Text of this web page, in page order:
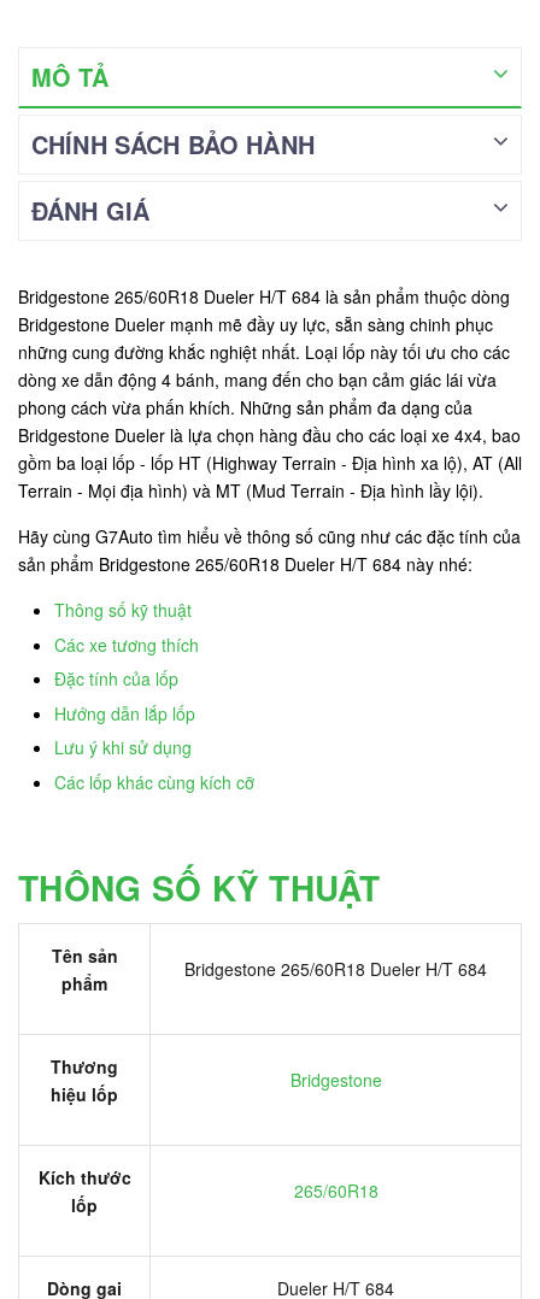
MÔ TẢ
CHÍNH SÁCH BẢO HÀNH
ĐÁNH GIÁ
Bridgestone 265/60R18 Dueler H/T 684 là sản phẩm thuộc dòng
Bridgestone Dueler mạnh mẽ đầy uy lực, sẵn sàng chinh phục
những cung đường khắc nghiệt nhất. Loại lốp này tối ưu cho các
dòng xe dẫn động 4 bánh, mang đến cho bạn cảm giác lái vừa
phong cách vừa phấn khích. Những sản phẩm đa dạng của
Bridgestone Dueler là lựa chọn hàng đầu cho các loại xe 4x4, bao
gồm ba loại lốp - lốp HT (Highway Terrain - Địa hình xa lộ), AT (All
Terrain - Mọi địa hình) và MT (Mud Terrain - Địa hình lầy lội).
Hãy cùng G7Auto tìm hiểu về thông số cũng như các đặc tính của
sản phẩm Bridgestone 265/60R18 Dueler H/T 684 này nhé:
Thông số kỹ thuật
Các xe tương thích
Đặc tính của lốp
Hướng dẫn lắp lốp
Lưu ý khi sử dụng
Các lốp khác cùng kích cỡ
THÔNG SỐ KỸ THUẬT
Tên sản
phẩm
Bridgestone 265/60R18 Dueler H/T 684
Thương
hiệu lốp
Bridgestone
Kích thước
lốp
265/60R18
Dòng gai Dueler H/T 684